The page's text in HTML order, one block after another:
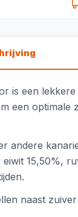
is een
een optimale
andere
15,50%,
naast